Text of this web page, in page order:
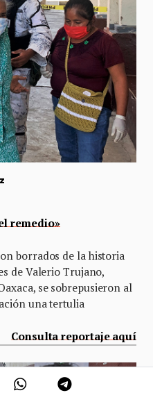
remedio»
borrados de la historia
de Valerio Trujano,
se sobrepusieron al
una tertulia
Consulta reportaje aquí